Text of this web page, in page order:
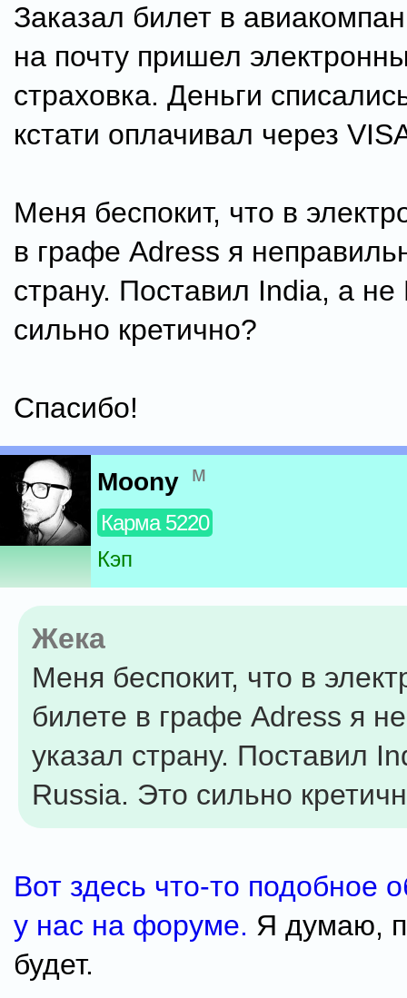
Заказал билет в
на почту пришел
страховка. Деньги
кстати оплачивал через
Меня беспокит, что в
в графе Adress я
страну. Поставил India, а
сильно кретично?
Спасибо!
Moony м
Карма 5220
Кэп
Жека
Меня беспокит, что в
билете в графе Adress я
указал страну. Поставил
Russia. Это сильно
Вот здесь что-то подобное
у нас на форуме. Я думаю,
будет.